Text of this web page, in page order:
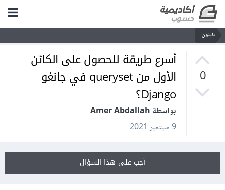
بايثون
0
أسرع طريقة للحصول على الكائن
الأول من queryset في جانغو
Django؟
بواسطة Amer Abdallah
9 سبتمبر 2021
أجب على هذا السؤال